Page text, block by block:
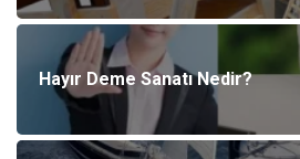
Hayır Deme Sanatı Nedir?